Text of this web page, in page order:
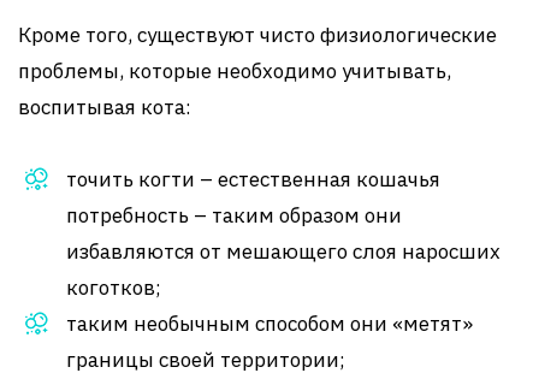
Кроме того, существуют чисто физиологические
проблемы, которые необходимо учитывать,
воспитывая кота:
точить когти – естественная кошачья
потребность – таким образом они
избавляются от мешающего слоя наросших
коготков;
таким необычным способом они «метят»
границы своей территории;